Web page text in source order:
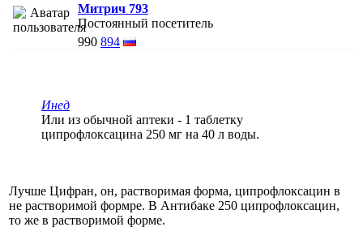
Митрич 793
Постоянный посетитель
990 894
Инед
Или из обычной аптеки - 1 таблетку
ципрофлоксацина 250 мг на 40 л воды.
Лучше Цифран, он, растворимая форма, ципрофлоксацин в
не растворимой формре. В Антибаке 250 ципрофлоксацин,
то же в растворимой форме.